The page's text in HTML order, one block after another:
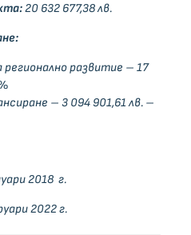
20 632 677,38лв.
регионално развитие – 17
– 3 094 901,61 лв. –
2018 г.
2022 г.